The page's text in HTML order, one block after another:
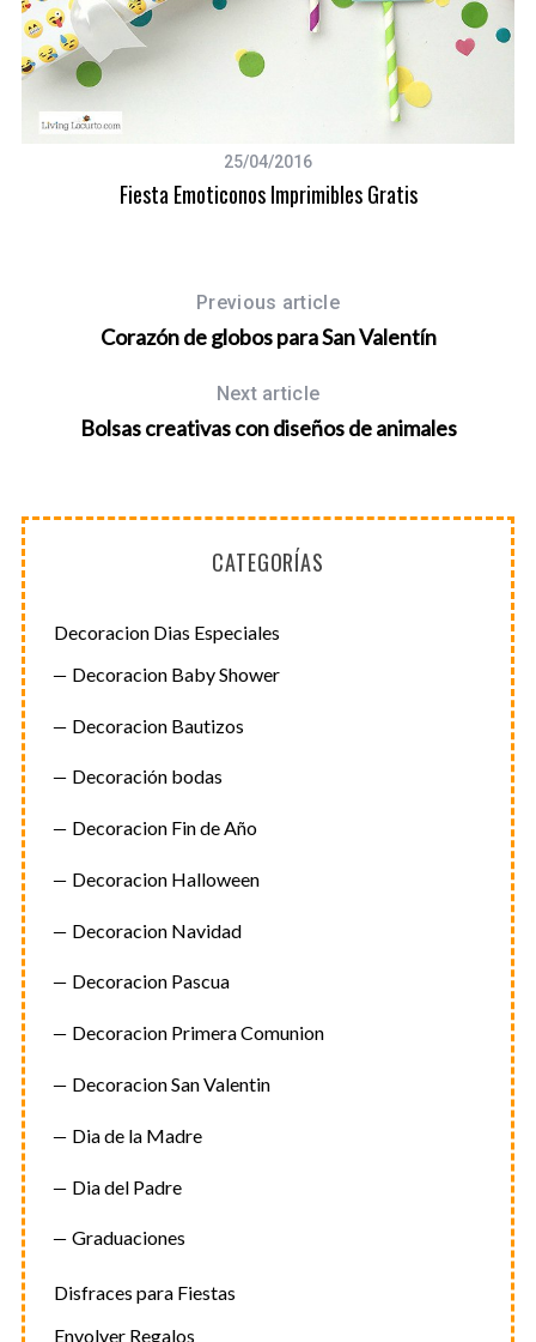
25/04/2016
Fiesta Emoticonos Imprimibles Gratis
Previous article
Corazón de globos para San Valentín
Next article
Bolsas creativas con diseños de animales
CATEGORÍAS
Decoracion Dias Especiales
Decoracion Baby Shower
Decoracion Bautizos
Decoración bodas
Decoracion Fin de Año
Decoracion Halloween
Decoracion Navidad
Decoracion Pascua
Decoracion Primera Comunion
Decoracion San Valentin
Dia de la Madre
Dia del Padre
Graduaciones
Disfraces para Fiestas
Envolver Regalos